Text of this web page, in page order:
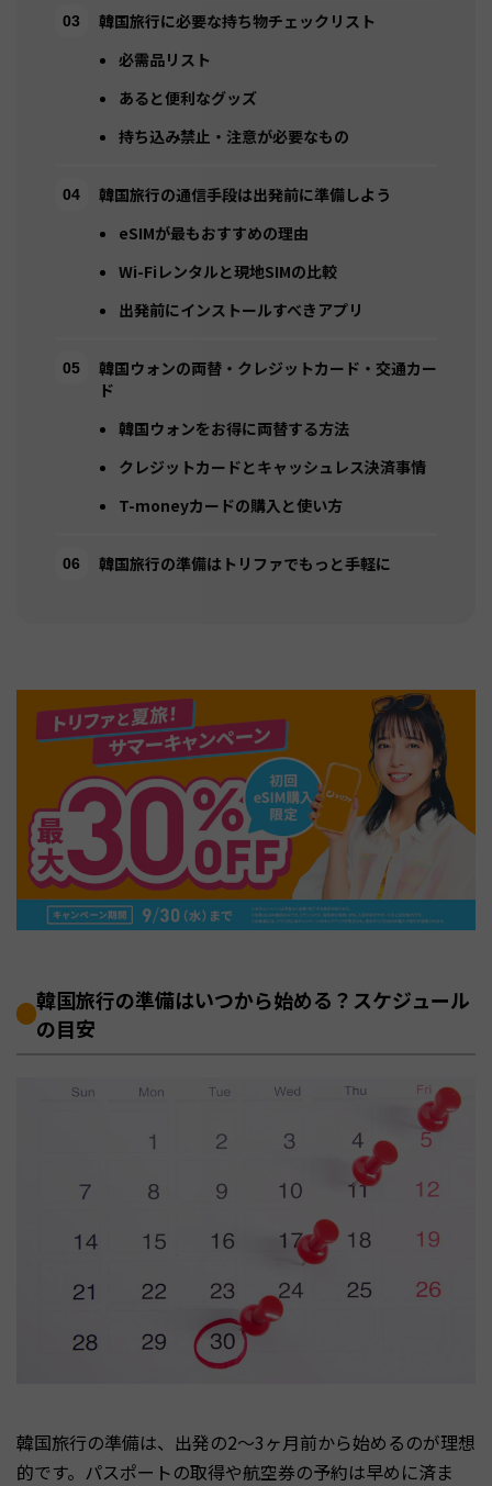
韓国旅行に必要な持ち物チェックリスト
必需品リスト
あると便利なグッズ
持ち込み禁止・注意が必要なもの
韓国旅行の通信手段は出発前に準備しよう
eSIMが最もおすすめの理由
Wi-Fiレンタルと現地SIMの比較
出発前にインストールすべきアプリ
韓国ウォンの両替・クレジットカード・交通カー
ド
韓国ウォンをお得に両替する方法
クレジットカードとキャッシュレス決済事情
T-moneyカードの購入と使い方
韓国旅行の準備はトリファでもっと手軽に
韓国旅行の準備はいつから始める？スケジュール
の目安
韓国旅行の準備は、出発の2〜3ヶ月前から始めるのが理想
的です。パスポートの取得や航空券の予約は早めに済ま